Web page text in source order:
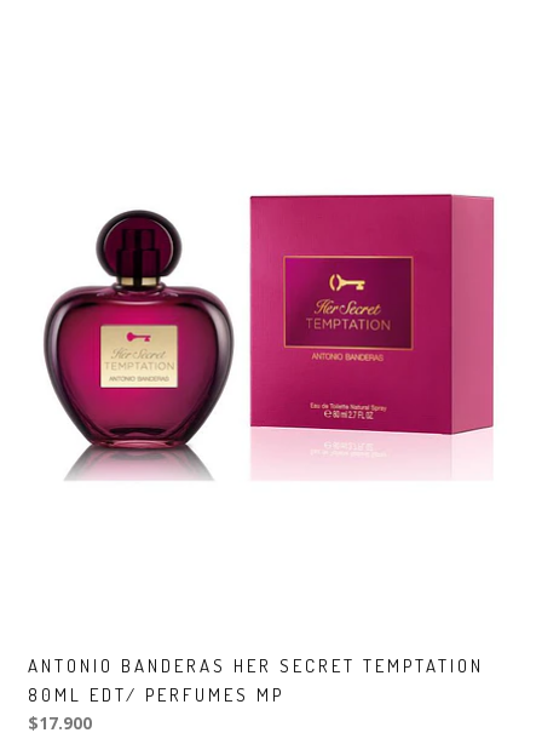
ANTONIO BANDERAS HER SECRET TEMPTATION
80ML EDT/ PERFUMES MP
$17.900